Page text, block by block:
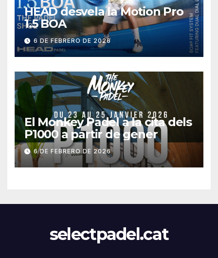
HEAD desvela la Motion Pro
1.5 BOA
6 DE FEBRERO DE 2026
El Monkey Padel a la cita dels
P1000 a partir de gener
6 DE FEBRERO DE 2026
selectpadel.cat